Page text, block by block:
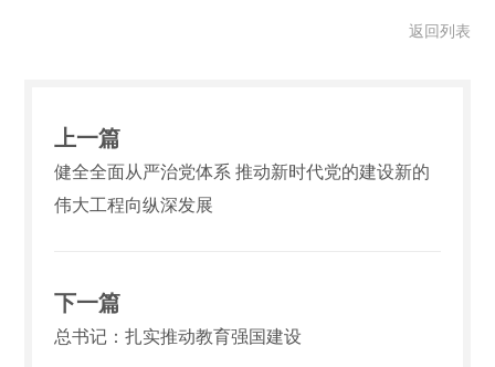
返回列表
上一篇
健全全面从严治党体系 推动新时代党的建设新的
伟大工程向纵深发展
下一篇
总书记：扎实推动教育强国建设